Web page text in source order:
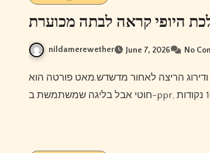
היופי קראה לבתה מכוערת
nildamerewether June 7, 2026 No